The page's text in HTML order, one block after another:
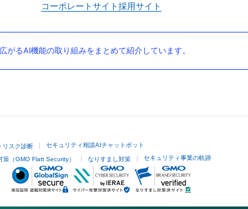
コーポレートサイト採用サイト
るAI機能の取り組みをまとめて紹介しています。
リスク診断 セキュリティ相談AIチャットボット
策（GMO Flatt Security） なりすまし対策 セキュリティ事業の軌跡